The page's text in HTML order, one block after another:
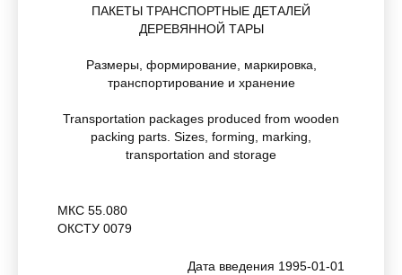
ПАКЕТЫ ТРАНСПОРТНЫЕ ДЕТАЛЕЙ
ДЕРЕВЯННОЙ ТАРЫ
Размеры, формирование, маркировка,
транспортирование и хранение
Transportation packages produced from wooden
packing parts. Sizes, forming, marking,
transportation and storage
МКС 55.080
ОКСТУ 0079
Дата введения 1995-01-01